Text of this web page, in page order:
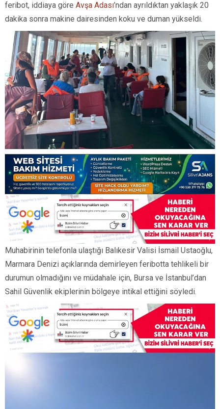
feribot, iddiaya göre Avşa Adası’ndan ayrıldıktan yaklaşık 20
dakika sonra makine dairesinden koku ve duman yükseldi.
Muhabirinin telefonla ulaştığı Balıkesir Valisi İsmail Ustaoğlu,
Marmara Denizi açıklarında demirleyen feribotta tehlikeli bir
durumun olmadığını ve müdahale için, Bursa ve İstanbul’dan
Sahil Güvenlik ekiplerinin bölgeye intikal ettiğini söyledi.